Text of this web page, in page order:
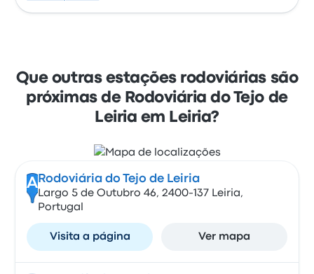
Que outras estações rodoviárias são
próximas de Rodoviária do Tejo de
Leiria em Leiria?
A Rodoviária do Tejo de Leiria
Largo 5 de Outubro 46, 2400-137 Leiria,
Portugal
Visita a página Ver mapa